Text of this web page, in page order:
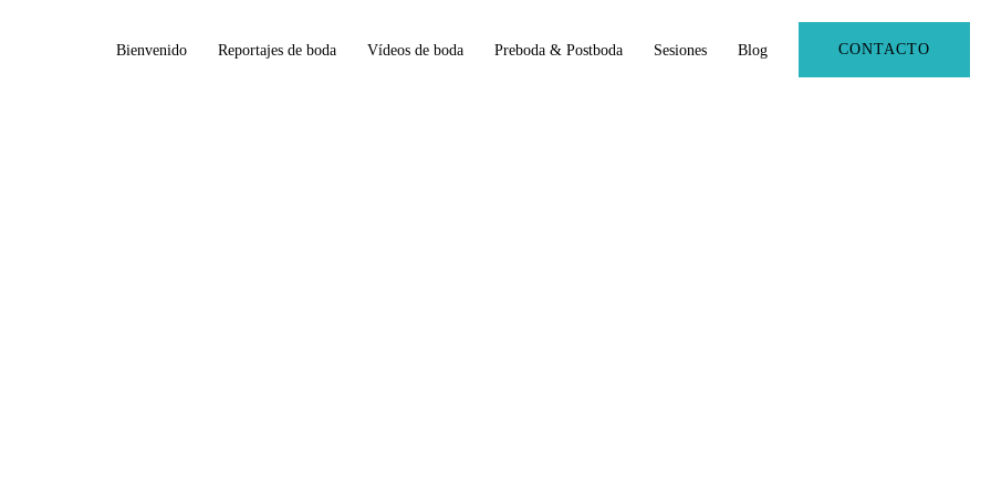
Bienvenido Reportajes de boda Vídeos de boda Preboda & Postboda Sesiones Blog CONTACTO